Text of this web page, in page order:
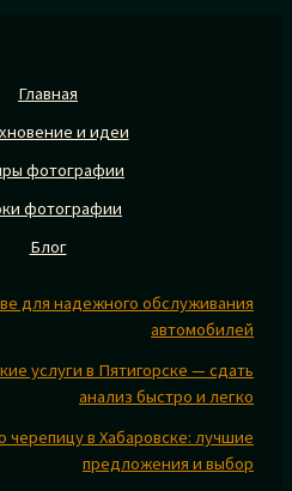
Главная
и идеи
фотографии
фотографии
Блог
для надежного обслуживания
автомобилей
услуги в Пятигорске — сдать
анализ быстро и легко
черепицу в Хабаровске: лучшие
предложения и выбор